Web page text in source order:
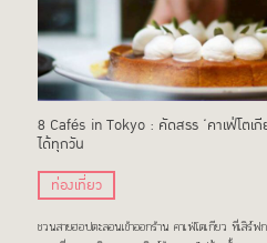
8 Cafés in Tokyo : คัดสรร ‘คาเฟ่โตเกี
ได้ทุกวัน
ท่องเที่ยว
ชวนสายฮอปตะลอนเข้าออกร้าน คาเฟ่โตเกียว ที่เสิร์